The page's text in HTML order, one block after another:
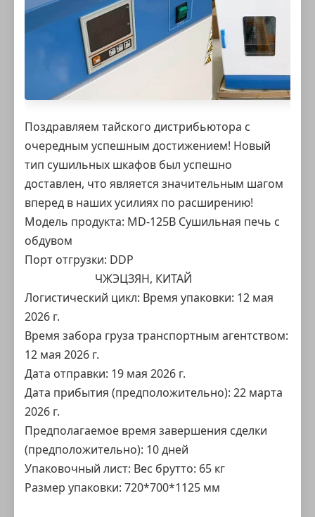
Поздравляем тайского дистрибьютора с
очередным успешным достижением! Новый
тип сушильных шкафов был успешно
доставлен, что является значительным шагом
вперед в наших усилиях по расширению!
Модель продукта: MD-125B Сушильная печь с
обдувом
Порт отгрузки: DDP
ЧЖЭЦЗЯН, КИТАЙ
Логистический цикл: Время упаковки: 12 мая
2026 г.
Время забора груза транспортным агентством:
12 мая 2026 г.
Дата отправки: 19 мая 2026 г.
Дата прибытия (предположительно): 22 марта
2026 г.
Предполагаемое время завершения сделки
(предположительно): 10 дней
Упаковочный лист: Вес брутто: 65 кг
Размер упаковки: 720*700*1125 мм